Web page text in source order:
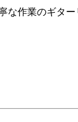
な作業のギタ